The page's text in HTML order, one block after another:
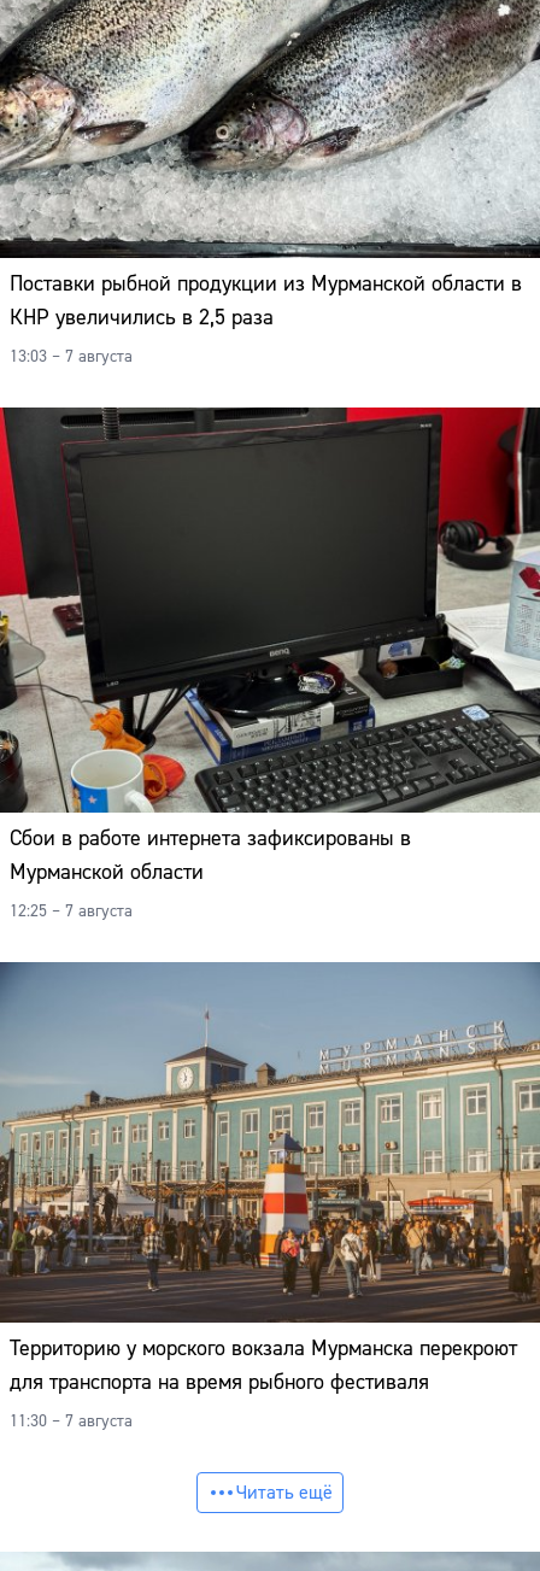
Поставки рыбной продукции из Мурманской области в
КНР увеличились в 2,5 раза
13:03 – 7 августа
Сбои в работе интернета зафиксированы в
Мурманской области
12:25 – 7 августа
Территорию у морского вокзала Мурманска перекроют
для транспорта на время рыбного фестиваля
11:30 – 7 августа
Читать ещё